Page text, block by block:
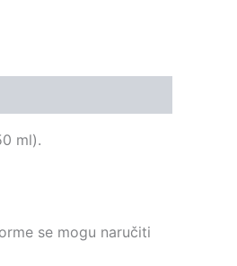
ml).
se mogu naručiti